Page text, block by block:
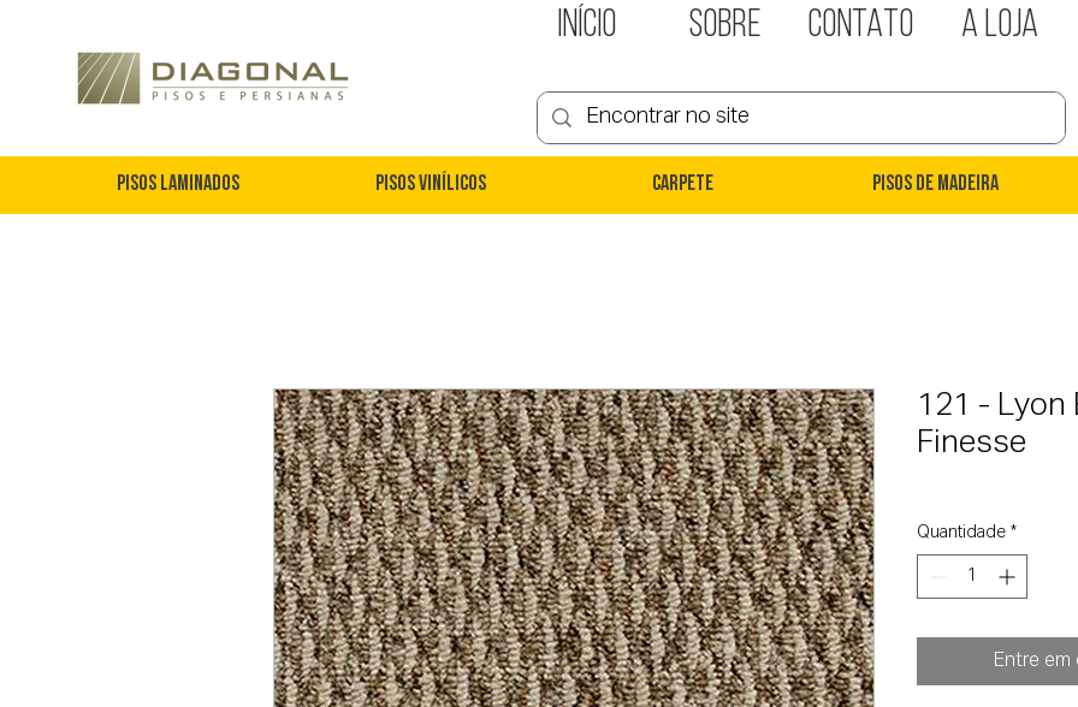
INÍCIO SOBRE CONTATO A LOJA
Pisos Laminados Pisos Vinílicos Carpete Pisos de Madeira
121 - Lyon
Finesse
Quantidade *
Entre